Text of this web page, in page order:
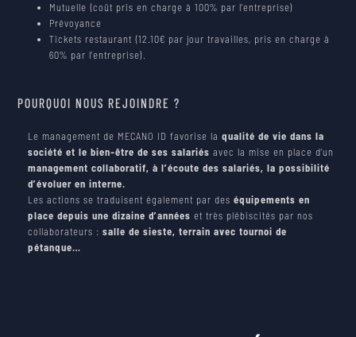
Mutuelle (coût pris en charge à 100% par l’entreprise)
Prévoyance
Tickets restaurant (12.10€ par jour travailles, pris en charge à
60% par l’entreprise).
POURQUOI NOUS REJOINDRE ?
Le management de MECANO ID favorise laqualité de vie dans la
société et le bien-être de ses salariés avec la mise en place d’un
management collaboratif, à l’écoute des salariés, la possibilité
d’évoluer en interne.
Les actions se traduisent également par deséquipements en
place depuis une dizaine d’années et très plébiscités par nos
collaborateurs :salle de sieste, terrain avec tournoi de
pétanque…